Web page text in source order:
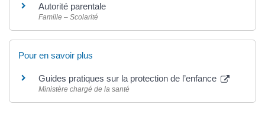
Autorité parentale
Famille – Scolarité
Pour en savoir plus
Guides pratiques sur la protection de l’enfance
Ministère chargé de la santé